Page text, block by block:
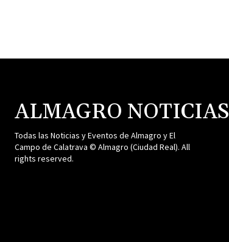
ALMAGRO NOTICIAS
Todas las Noticias y Eventos de Almagro y El
Campo de Calatrava © Almagro (Ciudad Real). All
rights reserved.